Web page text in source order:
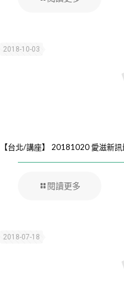
2018-10-03
【台北/講座】 20181020 愛滋新訊
閱讀更多
2018-07-18